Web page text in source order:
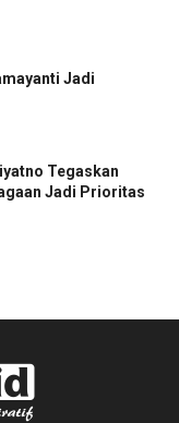
Jadi
Tegaskan
Jadi Prioritas